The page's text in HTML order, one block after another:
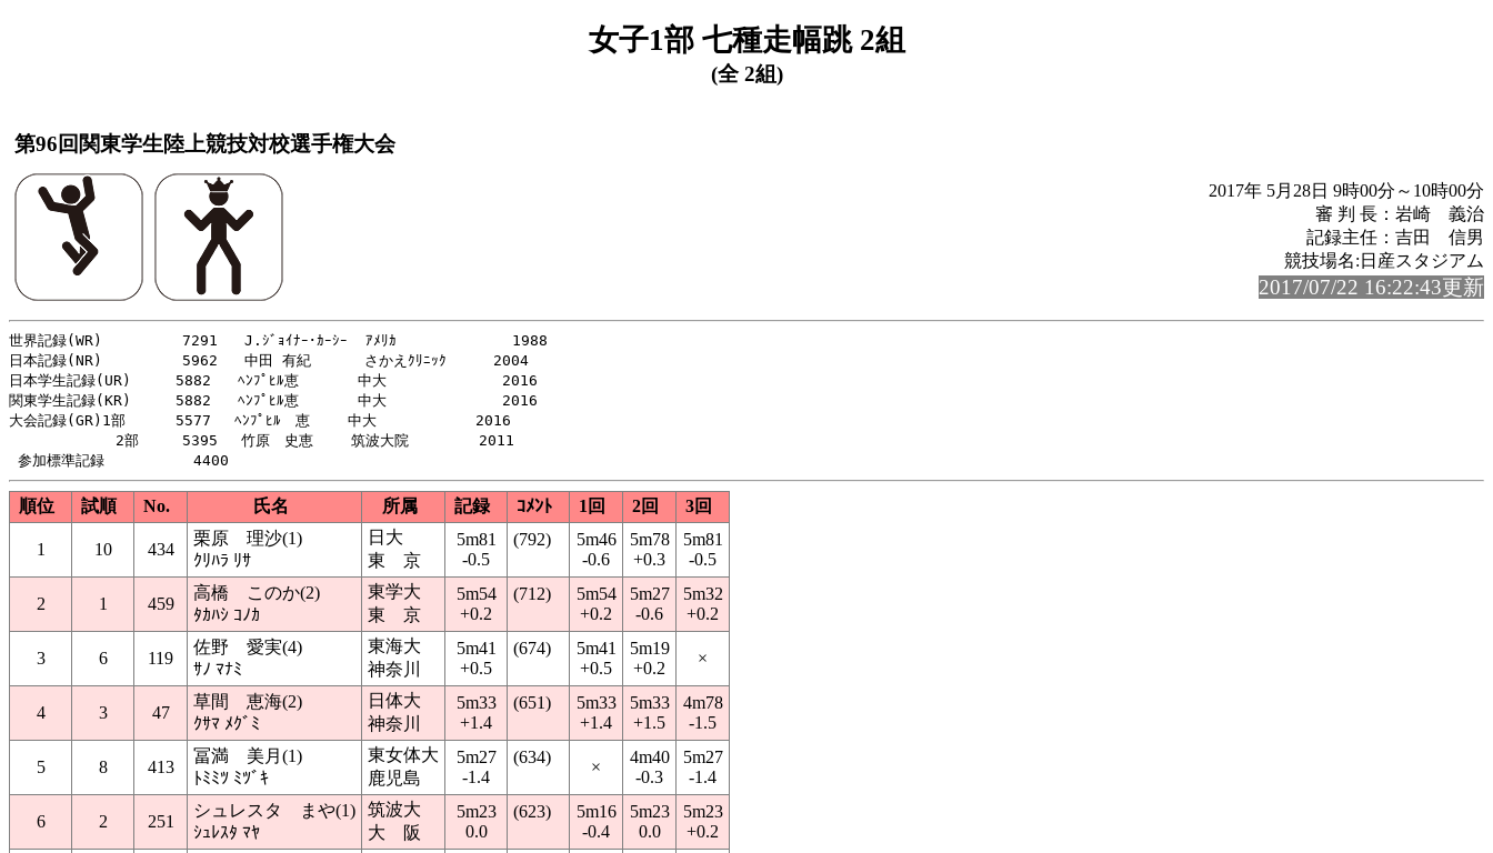
女子1部 七種走幅跳 2組
(全 2組)
第96回関東学生陸上競技対校選手権大会
2017年 5月28日 9時00分～10時00分
審 判 長：岩崎 義治
記録主任：吉田 信男
競技場名:日産スタジアム
2017/07/22 16:22:43更新
世界記録(WR)         7291   J.ｼﾞｮｲﾅｰ･ｶｰｼｰ  ｱﾒﾘｶ             1988
日本記録(NR)         5962   中田 有紀      さかえｸﾘﾆｯｸ 　　 2004
日本学生記録(UR)     5882   ﾍﾝﾌﾟﾋﾙ恵 　    中大             2016
関東学生記録(KR)     5882   ﾍﾝﾌﾟﾋﾙ恵 　    中大             2016
大会記録(GR)1部    　5577　 ﾍﾝﾌﾟﾋﾙ　恵　　 中大　  　　　 　2016
            2部　　　5395　 竹原　史恵　　 筑波大院   　　　2011
順位 試順 No. 氏名 所属 記録 ｺﾒﾝﾄ 1回 2回 3回
1 10 434
栗原 理沙(1)
ｸﾘﾊﾗ ﾘｻ
日大
東 京
5m81
-0.5
(792)
5m46
-0.6
5m78
+0.3
5m81
-0.5
2 1 459
高橋 このか(2)
ﾀｶﾊｼ ｺﾉｶ
東学大
東 京
5m54
+0.2
(712)
5m54
+0.2
5m27
-0.6
5m32
+0.2
3 6 119
佐野 愛実(4)
ｻﾉ ﾏﾅﾐ
東海大
神奈川
5m41
+0.5
(674)
5m41
+0.5
5m19
+0.2
×
4 3 47
草間 恵海(2)
ｸｻﾏ ﾒｸﾞﾐ
日体大
神奈川
5m33
+1.4
(651)
5m33
+1.4
5m33
+1.5
4m78
-1.5
5 8 413
冨満 美月(1)
ﾄﾐﾐﾂ ﾐﾂﾞｷ
東女体大
鹿児島
5m27
-1.4
(634)
×
4m40
-0.3
5m27
-1.4
6 2 251
シュレスタ まや(1)
ｼｭﾚｽﾀ ﾏﾔ
筑波大
大 阪
5m23
0.0
(623)
5m16
-0.4
5m23
0.0
5m23
+0.2